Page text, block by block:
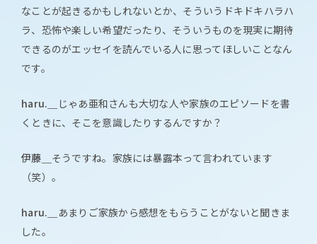
なことが起きるかもしれないとか、そういうドキドキハラハ
ラ、恐怖や楽しい希望だったり、そういうものを現実に期待
できるのがエッセイを読んでいる人に思ってほしいことなん
です。
haru.＿
じゃあ亜和さんも大切な人や家族のエピソードを書
くときに、そこを意識したりするんですか？
伊藤＿ そうですね。家族には暴露本って言われています
（笑）。
haru.＿
あまりご家族から感想をもらうことがないと聞きま
した。